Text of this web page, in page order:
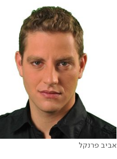
המהפכה הגדולה של חיינו
אביב פרנקל